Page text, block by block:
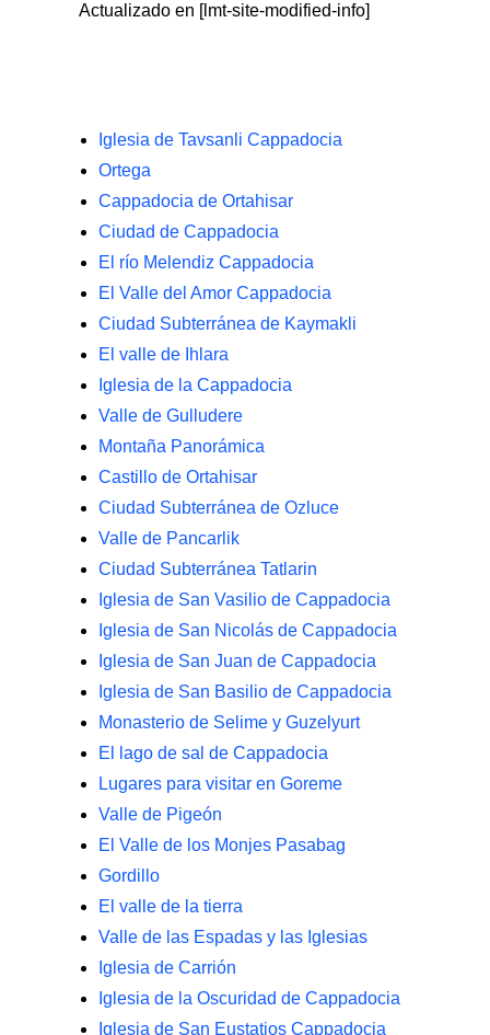
Actualizado en [lmt-site-modified-info]
Iglesia de Tavsanli Cappadocia
Ortega
Cappadocia de Ortahisar
Ciudad de Cappadocia
El río Melendiz Cappadocia
El Valle del Amor Cappadocia
Ciudad Subterránea de Kaymakli
El valle de Ihlara
Iglesia de la Cappadocia
Valle de Gulludere
Montaña Panorámica
Castillo de Ortahisar
Ciudad Subterránea de Ozluce
Valle de Pancarlik
Ciudad Subterránea Tatlarin
Iglesia de San Vasilio de Cappadocia
Iglesia de San Nicolás de Cappadocia
Iglesia de San Juan de Cappadocia
Iglesia de San Basilio de Cappadocia
Monasterio de Selime y Guzelyurt
El lago de sal de Cappadocia
Lugares para visitar en Goreme
Valle de Pigeón
El Valle de los Monjes Pasabag
Gordillo
El valle de la tierra
Valle de las Espadas y las Iglesias
Iglesia de Carrión
Iglesia de la Oscuridad de Cappadocia
Iglesia de San Eustatios Cappadocia